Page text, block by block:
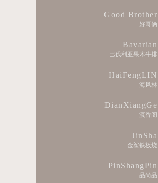
Good Brother
好哥俩
Bavarian
巴伐利亚果木牛排
HaiFengLIN
海风林
DianXiangGe
滇香阁
JinSha
金鲨铁板烧
PinShangPin
品尚品